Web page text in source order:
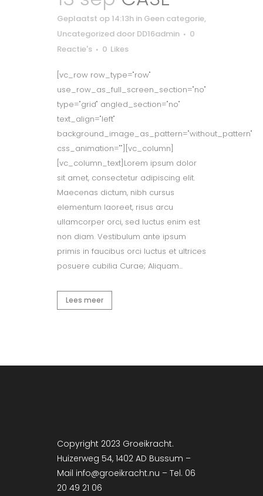
Geplaatst op 14:13h in Geen categorie,
Uncategorized door DD16admin
0
Reactie's
0 Likes
[vc_row row_type="row"
use_row_as_full_screen_section="no"
type="grid" angled_section="no"
text_align="left"
background_image_as_pattern="without_pattern"
css_animation=""][vc_column]
[vc_column_text]Lorem ipsum dolor
sit amet, consectetur adipiscing elit.
Maecenas dictum, nibh cursus
elementum laoreet, risus arcu
ullamcorper orci, sed luctus enim est
non diam. Vestibulum ante ipsum
primis in faucibus orci luctus et ultrices
posuere cubilia Curae; Aliquam...
Lees meer
Copyright 2023 Groeikracht.
Huizerweg 54, 1402 AD Bussum –
Mail info@groeikracht.nu – Tel. 06
20 49 21 06